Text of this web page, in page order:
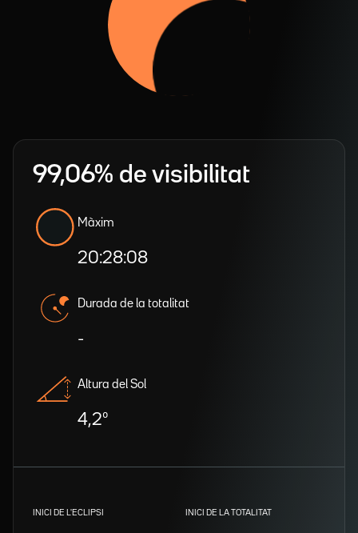
99,06% de visibilitat
Màxim
20:28:08
Durada de la totalitat
-
Altura del Sol
4,2º
INICI DE L'ECLIPSI INICI DE LA TOTALITAT